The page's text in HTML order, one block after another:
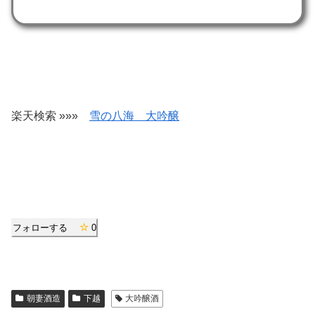
楽天検索 »»» 雪の八海 大吟醸
フォローする 0
朝妻酒造 下越 大吟醸酒